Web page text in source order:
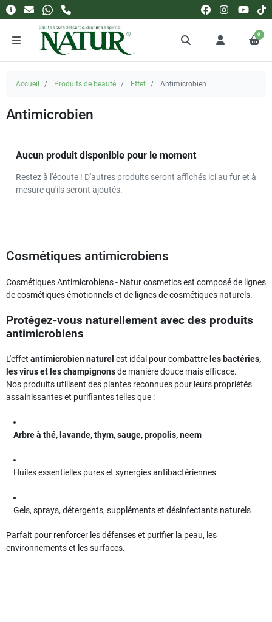
0
Accueil Produits de beauté Effet Antimicrobien
Antimicrobien
Aucun produit disponible pour le moment
Restez à l'écoute ! D'autres produits seront affichés ici au fur et à
mesure qu'ils seront ajoutés.
Cosmétiques antimicrobiens
Cosmétiques Antimicrobiens - Natur cosmetics est composé de lignes
de cosmétiques émotionnels et de lignes de cosmétiques naturels.
Protégez-vous naturellement avec des produits
antimicrobiens
L'effet antimicrobien naturel est idéal pour combattre les bactéries,
les virus et les champignonsde manière douce mais efficace.
Nos produits utilisent des plantes reconnues pour leurs propriétés
assainissantes et purifiantes telles que :
Arbre à thé, lavande, thym, sauge, propolis, neem
Huiles essentielles pures et synergies antibactériennes
Gels, sprays, détergents, suppléments et désinfectants naturels
Parfait pour renforcer les défenses et purifier la peau, les
environnements et les surfaces.